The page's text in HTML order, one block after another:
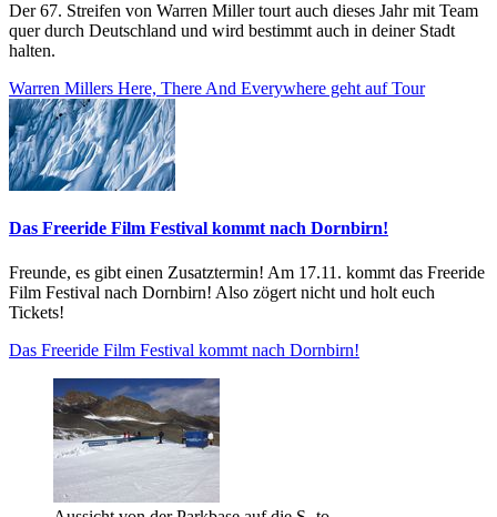
Der 67. Streifen von Warren Miller tourt auch dieses Jahr mit Team
quer durch Deutschland und wird bestimmt auch in deiner Stadt
halten.
Warren Millers Here, There And Everywhere geht auf Tour
Das Freeride Film Festival kommt nach Dornbirn!
Freunde, es gibt einen Zusatztermin! Am 17.11. kommt das Freeride
Film Festival nach Dornbirn! Also zögert nicht und holt euch
Tickets!
Das Freeride Film Festival kommt nach Dornbirn!